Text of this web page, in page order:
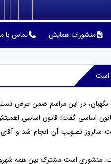
منشورات همایش تماس با
است
در این مراسم ضمن عرض
اساسی گفت: قانون اساسی
سالروز تصویب آن انجام شد و
منشوری است مشترک بین همه